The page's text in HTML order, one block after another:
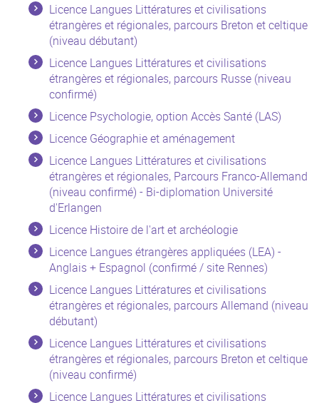
Licence Langues Littératures et civilisations
étrangères et régionales, parcours Breton et celtique
(niveau débutant)
Licence Langues Littératures et civilisations
étrangères et régionales, parcours Russe (niveau
confirmé)
Licence Psychologie, option Accès Santé (LAS)
Licence Géographie et aménagement
Licence Langues Littératures et civilisations
étrangères et régionales, Parcours Franco-Allemand
(niveau confirmé) - Bi-diplomation Université
d'Erlangen
Licence Histoire de l'art et archéologie
Licence Langues étrangères appliquées (LEA) -
Anglais + Espagnol (confirmé / site Rennes)
Licence Langues Littératures et civilisations
étrangères et régionales, parcours Allemand (niveau
débutant)
Licence Langues Littératures et civilisations
étrangères et régionales, parcours Breton et celtique
(niveau confirmé)
Licence Langues Littératures et civilisations